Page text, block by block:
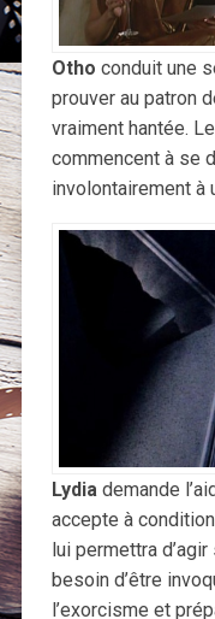
Otho conduit une
prouver au patron
vraiment hantée.
commencent à se
involontairement à
Lydiademande
accepte à
lui permettra
besoin d’être
l’exorcisme et